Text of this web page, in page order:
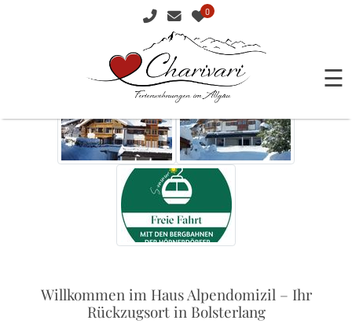
0
☰
Willkommen im Haus Alpendomizil – Ihr
Rückzugsort in Bolsterlang